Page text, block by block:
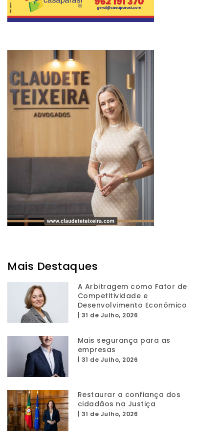
Mais Destaques
A Arbitragem como Fator de
Competitividade e
Desenvolvimento Económico
31 de Julho, 2026
Mais segurança para as
empresas
31 de Julho, 2026
Restaurar a confiança dos
cidadãos na Justiça
31 de Julho, 2026